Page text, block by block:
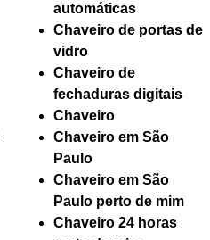
automáticas
Chaveiro de portas de
vidro
Chaveiro de
fechaduras digitais
Chaveiro
Chaveiro em São
Paulo
Chaveiro em São
Paulo perto de mim
Chaveiro 24 horas